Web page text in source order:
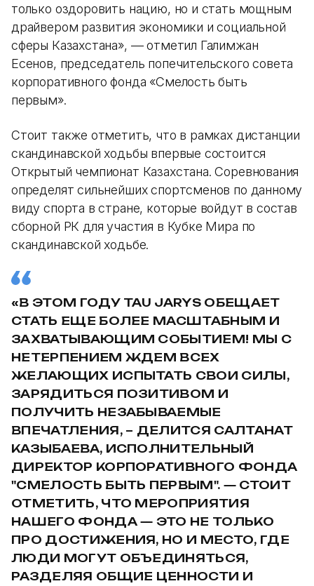
только оздоровить нацию, но и стать мощным
драйвером развития экономики и социальной
сферы Казахстана», — отметил Галимжан
Есенов, председатель попечительского совета
корпоративного фонда «Смелость быть
первым».
Стоит также отметить, что в рамках дистанции
скандинавской ходьбы впервые состоится
Открытый чемпионат Казахстана. Соревнования
определят сильнейших спортсменов по данному
виду спорта в стране, которые войдут в состав
сборной РК для участия в Кубке Мира по
скандинавской ходьбе.
«В ЭТОМ ГОДУ TAU JARYS ОБЕЩАЕТ
СТАТЬ ЕЩЕ БОЛЕЕ МАСШТАБНЫМ И
ЗАХВАТЫВАЮЩИМ СОБЫТИЕМ! МЫ С
НЕТЕРПЕНИЕМ ЖДЕМ ВСЕХ
ЖЕЛАЮЩИХ ИСПЫТАТЬ СВОИ СИЛЫ,
ЗАРЯДИТЬСЯ ПОЗИТИВОМ И
ПОЛУЧИТЬ НЕЗАБЫВАЕМЫЕ
ВПЕЧАТЛЕНИЯ, – ДЕЛИТСЯ САЛТАНАТ
КАЗЫБАЕВА, ИСПОЛНИТЕЛЬНЫЙ
ДИРЕКТОР КОРПОРАТИВНОГО ФОНДА
"СМЕЛОСТЬ БЫТЬ ПЕРВЫМ". — СТОИТ
ОТМЕТИТЬ, ЧТО МЕРОПРИЯТИЯ
НАШЕГО ФОНДА — ЭТО НЕ ТОЛЬКО
ПРО ДОСТИЖЕНИЯ, НО И МЕСТО, ГДЕ
ЛЮДИ МОГУТ ОБЪЕДИНЯТЬСЯ,
РАЗДЕЛЯЯ ОБЩИЕ ЦЕННОСТИ И